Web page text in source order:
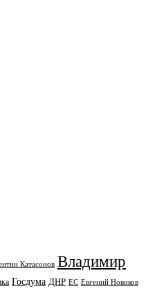
Катасонов Владимир
Госдума ДНР ЕС Евгений Новиков